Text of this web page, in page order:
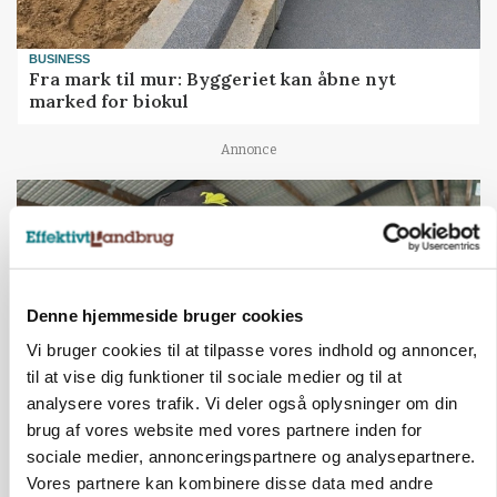
Denne hjemmeside bruger cookies
Vi bruger cookies til at tilpasse vores indhold og annoncer,
til at vise dig funktioner til sociale medier og til at
analysere vores trafik. Vi deler også oplysninger om din
brug af vores website med vores partnere inden for
sociale medier, annonceringspartnere og analysepartnere.
Vores partnere kan kombinere disse data med andre
BUSINESS
Fra mark til mur: Byggeriet kan åbne nyt
marked for biokul
Annonce
POLITIK
»Nu stopper I«: Landbrugsdebattør og
protestgruppe vil demonstrere mod ny